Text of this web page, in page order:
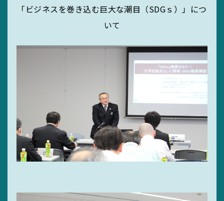
「ビジネスを巻き込む巨大な潮目（SDGｓ）」につ
いて